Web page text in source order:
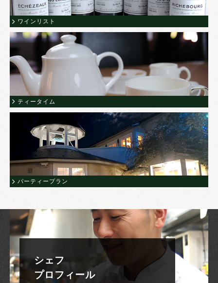
ワインリスト
ティータイム
パーティープラン
シェフ
プロフィール